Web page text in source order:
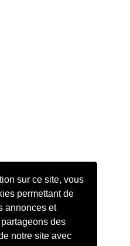
sur ce site, vous
permettant de
annonces et
des
notre site avec